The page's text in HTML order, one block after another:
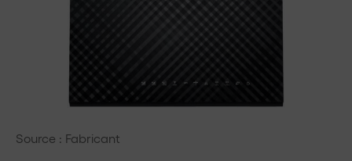
Source : Fabricant